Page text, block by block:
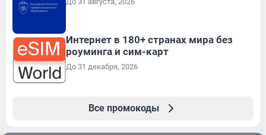
Интернет в 180+ странах мира без
роуминга и сим-карт
До 31 декабря, 2026
Все промокоды